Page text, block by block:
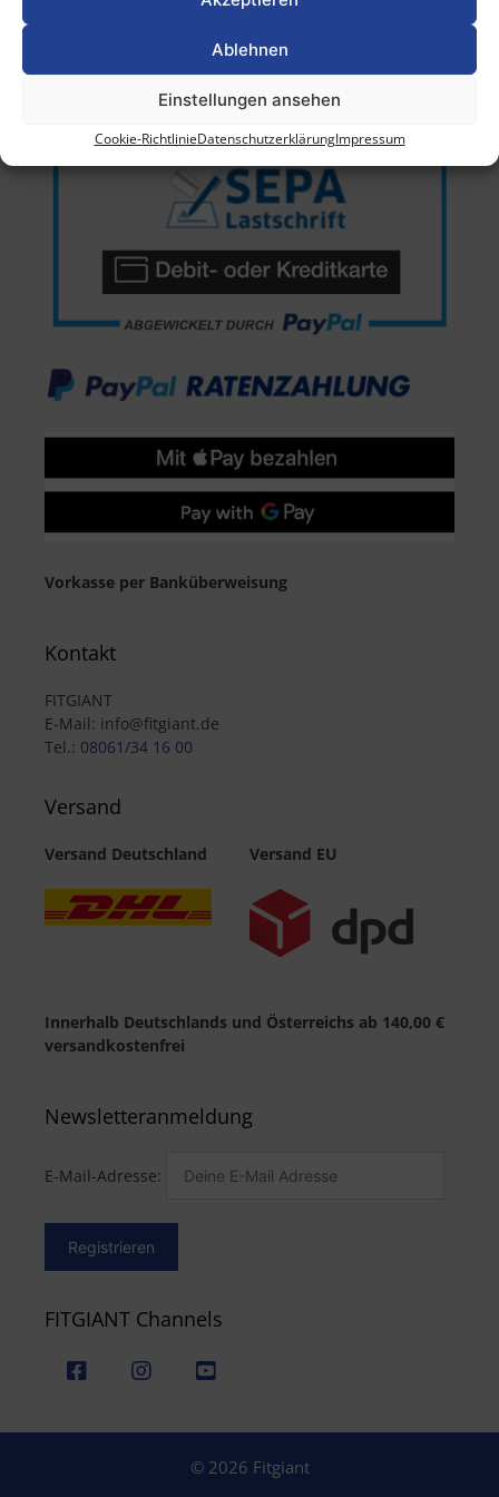
Ablehnen
Einstellungen ansehen
Cookie-RichtlinieDatenschutzerklärungImpressum
Vorkasse per Banküberweisung
Kontakt
FITGIANT
E-Mail: info@fitgiant.de
Tel.: 08061/34 16 00
Versand
Versand Deutschland Versand EU
Innerhalb Deutschlands und Österreichs ab 140,00 €
versandkostenfrei
Newsletteranmeldung
E-Mail-Adresse:
FITGIANT Channels
© 2026 Fitgiant